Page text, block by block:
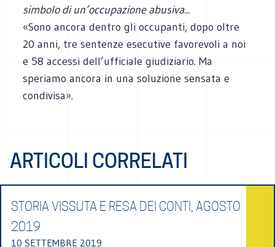
simbolo di un’occupazione abusiva...
«Sono ancora dentro gli occupanti, dopo oltre
20 anni, tre sentenze esecutive favorevoli a noi
e 58 accessi dell’ufficiale giudiziario. Ma
speriamo ancora in una soluzione sensata e
condivisa».
ARTICOLI CORRELATI
STORIA VISSUTA E RESA DEI CONTI, AGOSTO
2019
10 SETTEMBRE 2019